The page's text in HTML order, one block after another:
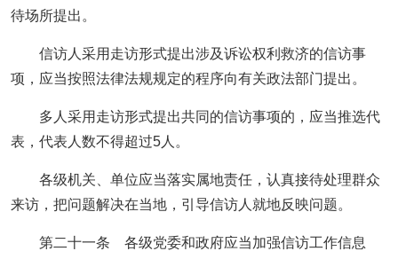
待场所提出。
信访人采用走访形式提出涉及诉讼权利救济的信访事
项，应当按照法律法规规定的程序向有关政法部门提出。
多人采用走访形式提出共同的信访事项的，应当推选代
表，代表人数不得超过5人。
各级机关、单位应当落实属地责任，认真接待处理群众
来访，把问题解决在当地，引导信访人就地反映问题。
第二十一条 各级党委和政府应当加强信访工作信息